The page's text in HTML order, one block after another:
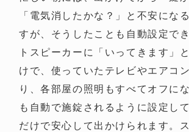
「電気消したかな？」と不安にな
すが、そうしたことも自動設定で
トスピーカーに「いってきます」
けで、使っていたテレビやエアコ
り、各部屋の照明もすべてオフに
も自動で施錠されるように設定し
だけで安心して出かけられます。